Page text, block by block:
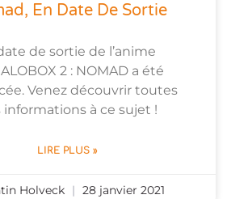
En Date De Sortie
de sortie de l’anime
2 : NOMAD a été
Venez découvrir toutes
informations à ce sujet !
LIRE PLUS »
Holveck 28 janvier 2021